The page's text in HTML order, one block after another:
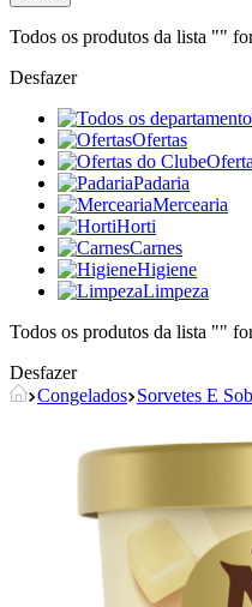
Todos os produtos da lista ""
Desfazer
Ofertas
Padaria
Mercearia
Horti
Carnes
Higiene
Limpeza
Todos os produtos da lista ""
Desfazer
Congelados Sorvetes E